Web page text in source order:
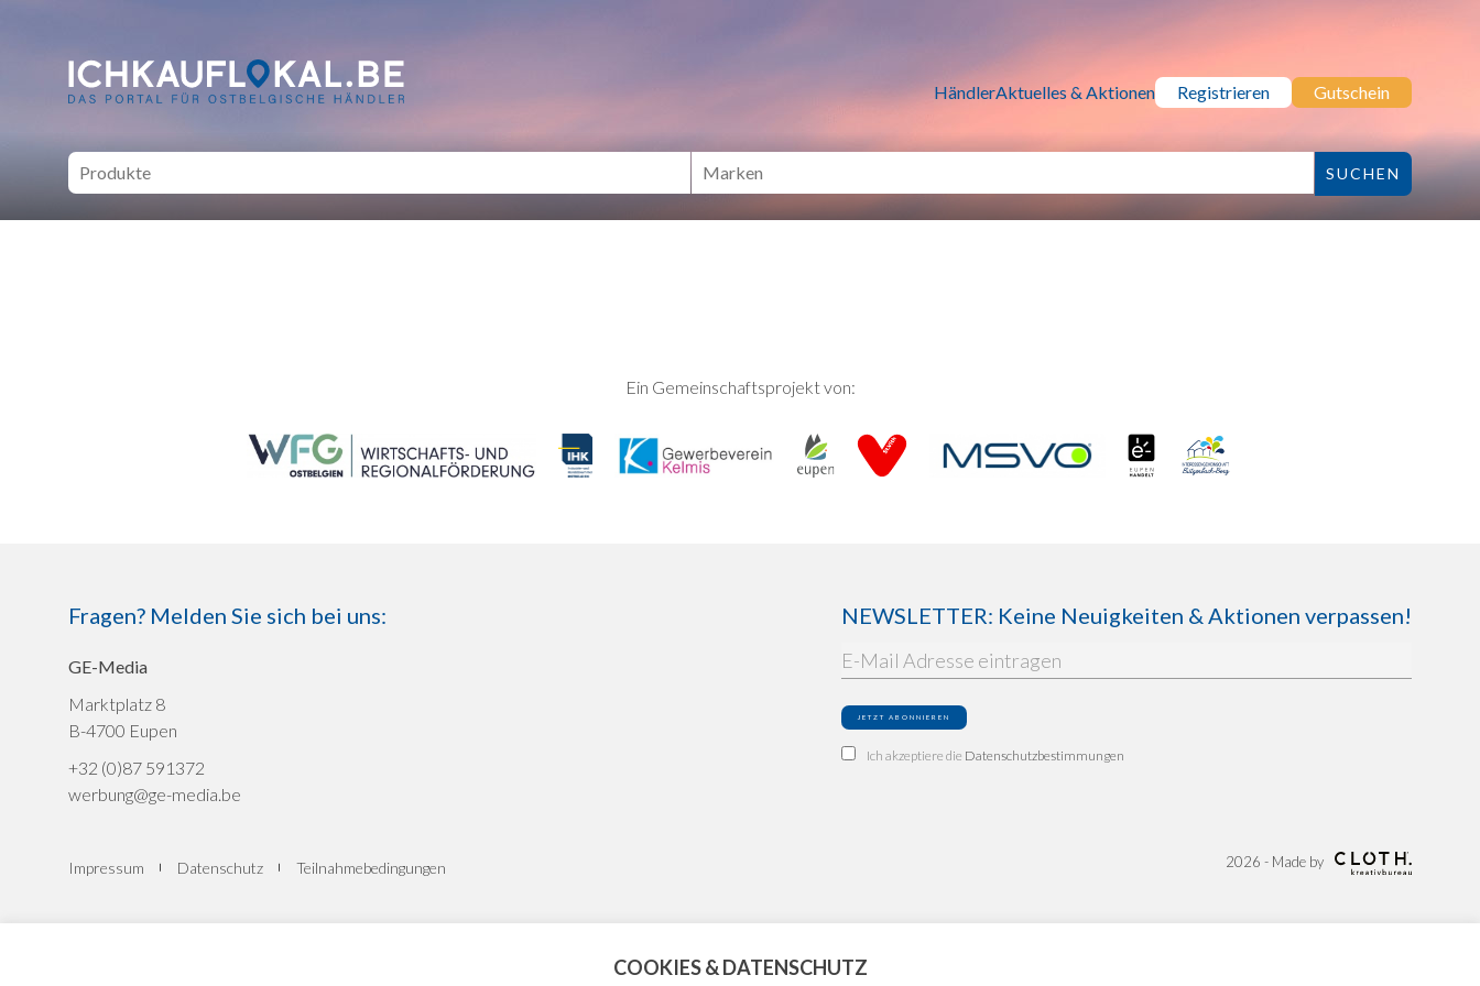
ich kauf lokal - Bei lokalen Händlern online Shoppen HändlerAktuelles & Aktionen Registrieren Gutschein
Ein Gemeinschaftsprojekt von:
Fragen? Melden Sie sich bei uns:
GE-Media
Marktplatz 8
B-4700 Eupen
+32 (0)87 591372
werbung@ge-media.be
NEWSLETTER: Keine Neuigkeiten & Aktionen verpassen!
Ich akzeptiere die Datenschutzbestimmungen
Impressum Datenschutz Teilnahmebedingungen 2026 - Made by
COOKIES & DATENSCHUTZ